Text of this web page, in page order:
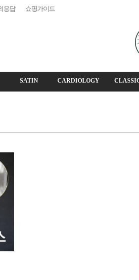
응답 쇼핑가이드
SATIN CARDIOLOGY